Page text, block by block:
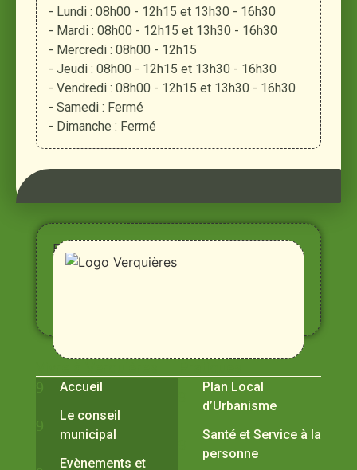
- Lundi : 08h00 - 12h15 et 13h30 - 16h30
- Mardi : 08h00 - 12h15 et 13h30 - 16h30
- Mercredi : 08h00 - 12h15
- Jeudi : 08h00 - 12h15 et 13h30 - 16h30
- Vendredi : 08h00 - 12h15 et 13h30 - 16h30
- Samedi : Fermé
- Dimanche : Fermé
Entre
Rhône,
Alpilles
et
Durance
Accueil
Le conseil
municipal
Evènements et
Plan Local
d’Urbanisme
Santé et Service à la
personne